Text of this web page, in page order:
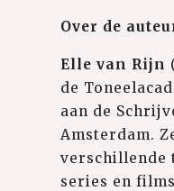
Over de
Elle van Rijn
de
aan de
Amsterdam.
verschillende
series en